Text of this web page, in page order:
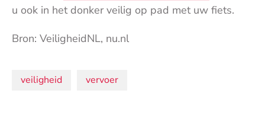
u ook in het donker veilig op pad met uw fiets.
Bron: VeiligheidNL, nu.nl
Onderwerpen:
veiligheid vervoer